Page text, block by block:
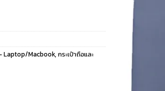
Laptop/Macbook, กระเป๋าถือและ